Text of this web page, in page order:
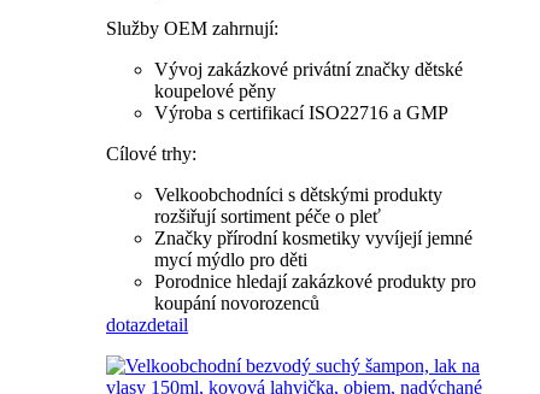
Služby OEM zahrnují:
Vývoj zakázkové privátní značky dětské
koupelové pěny
Výroba s certifikací ISO22716 a GMP
Cílové trhy:
Velkoobchodníci s dětskými produkty
rozšiřují sortiment péče o pleť
Značky přírodní kosmetiky vyvíjejí jemné
mycí mýdlo pro děti
Porodnice hledají zakázkové produkty pro
koupání novorozenců
dotazdetail